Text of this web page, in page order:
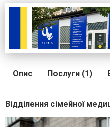
Опис Послуги (1)
Відділення сімейної